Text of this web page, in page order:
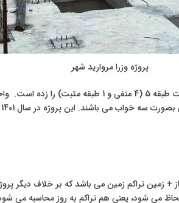
پروژه وزرا مروارید شهر
+ زمین تراکم زمین می باشد که بر خلاف دیگر
می شود، یعنی هم تراکم به روز محاسبه می